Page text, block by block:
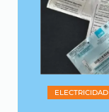
ELECTRICIDAD